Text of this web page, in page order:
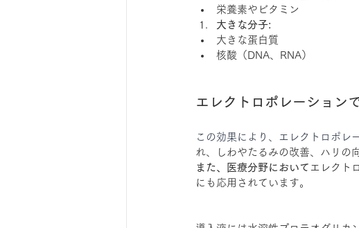
栄養素やビタミン
大きな分子:
大きな蛋白質
核酸（DNA、RNA）
エレクトロポレーション
この効果により、エレクトロポレ
れ、しわやたるみの改善、ハリの
また、医療分野において エレクト
にも応用されています。